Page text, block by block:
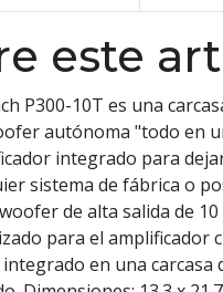
este
P300-10T es una
autónoma "todo en
integrado para
sistema de fábrica o
de alta salida de
para el amplificador
en una carcasa